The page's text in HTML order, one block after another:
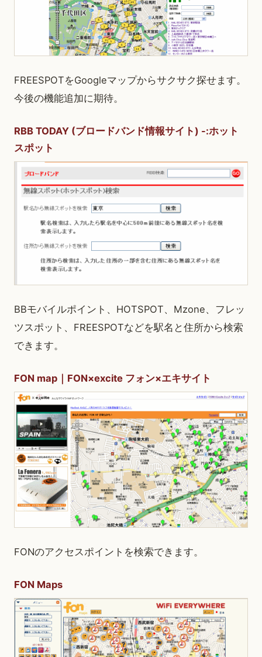
FREESPOTをGoogleマップからサクサク探せます。
今後の機能追加に期待。
RBB TODAY (ブロードバンド情報サイト) -:ホット
スポット
BBモバイルポイント、HOTSPOT、Mzone、フレッ
ツスポット、FREESPOTなどを駅名と住所から検索
できます。
FON map｜FON×excite フォン×エキサイト
FONのアクセスポイントを検索できます。
FON Maps